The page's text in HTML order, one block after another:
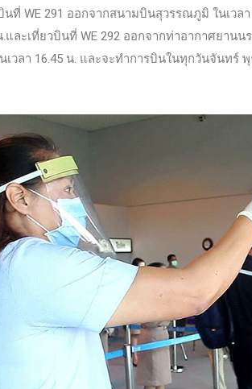
ที่ WE 291 ออกจากสนามบินสุวรรณภูมิ ในเวล
.และเที่ยวบินที่ WE 292 ออกจากท่าอากาศยานน
เวลา 16.45 น. และจะทำการบินในทุกวันจันทร์